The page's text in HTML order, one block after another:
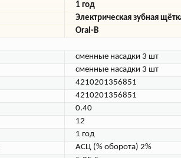
1 год
Электрическая зубная
Oral-B
сменные насадки 3 шт
сменные насадки 3 шт
4210201356851
4210201356851
0.40
12
1 год
АСЦ (% оборота) 2%